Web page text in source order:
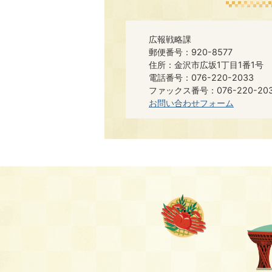
広報戦略課
郵便番号：920-8577
住所：金沢市広坂1丁目1番1号
電話番号：076-220-2033
ファックス番号：076-220-
お問い合わせフォーム